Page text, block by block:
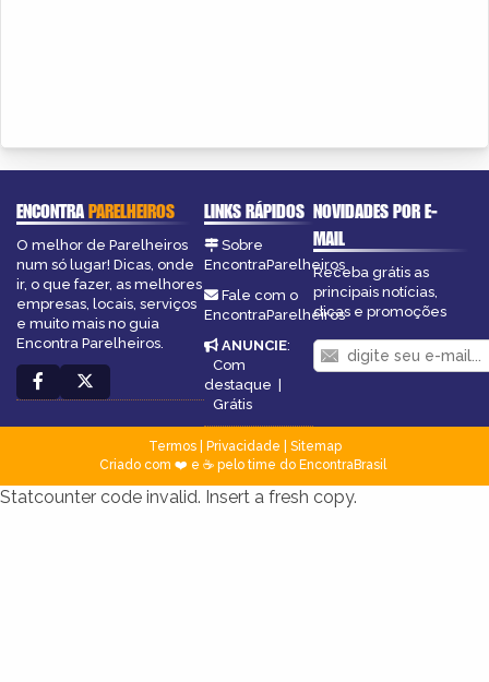
ENCONTRAPARELHEIROS
O melhor de Parelheiros
num só lugar! Dicas, onde
ir, o que fazer, as melhores
empresas, locais, serviços
e muito mais no guia
Encontra Parelheiros.
LINKS RÁPIDOS
Sobre
EncontraParelheiros
Fale com o
EncontraParelheiros
ANUNCIE:
Com
destaque
Grátis
NOVIDADES POR E-
MAIL
Receba grátis as
principais notícias,
dicas e promoções
Termos| Privacidade
Sitemap
Criado com ❤️ e ☕ pelo time do EncontraBrasil
Statcounter code invalid. Insert a fresh copy.